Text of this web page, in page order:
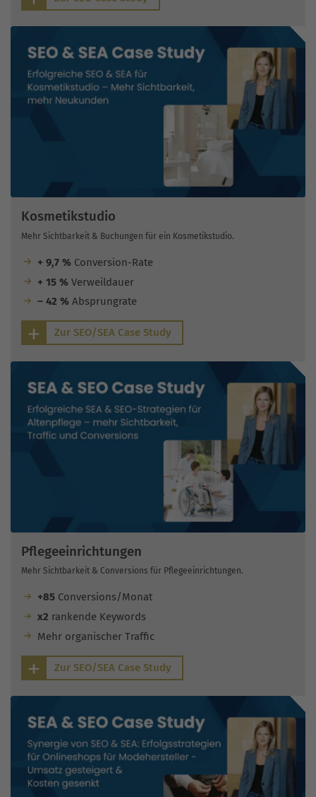
Kosmetikstudio
Mehr Sichtbarkeit & Buchungen für ein Kosmetikstudio.
+ 9,7 % Conversion-Rate
+ 15 % Verweildauer
– 42 % Absprungrate
Zur SEO/SEA Case Study
Pflegeeinrichtungen
Mehr Sichtbarkeit & Conversions für Pflegeeinrichtungen.
+85Conversions/Monat
x2 rankende Keywords
Mehr organischer Traffic
Zur SEO/SEA Case Study